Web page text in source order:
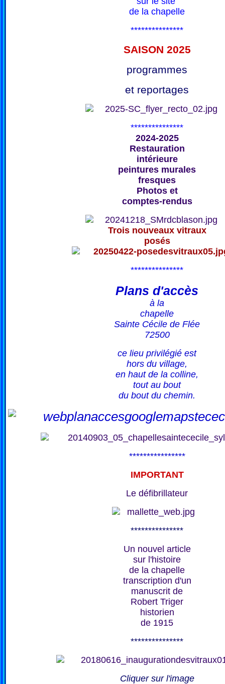
de la chapelle
***************
SAISON 2025
programmes
et reportages
***************
2024-2025
Restauration
intérieure
peintures murales
fresques
Photos et
comptes-rendus
Trois nouveaux vitraux
posés
***************
Plans d'accès
à la
chapelle
Sainte Cécile de Flée
72500
ce lieu privilégié est
hors du village,
en haut de la colline,
tout au bout
du bout du chemin.
****************
IMPORTANT
Le défibrillateur
***************
Un nouvel article
sur l'histoire
de la chapelle
transcription d'un
manuscrit de
Robert Triger
historien
de 1915
***************
Cliquer sur l'image